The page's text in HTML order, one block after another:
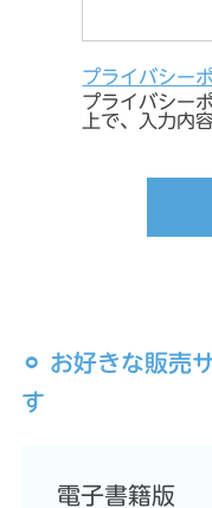
⚪︎ お好きな販売
す
電子書籍版
プライバシー
プライバシー
上で、入力内